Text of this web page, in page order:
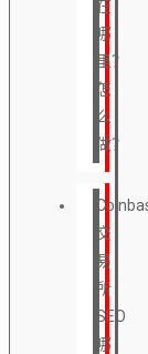
在
哪
里？
怎
么
做？
交
易
所
SEO
哪